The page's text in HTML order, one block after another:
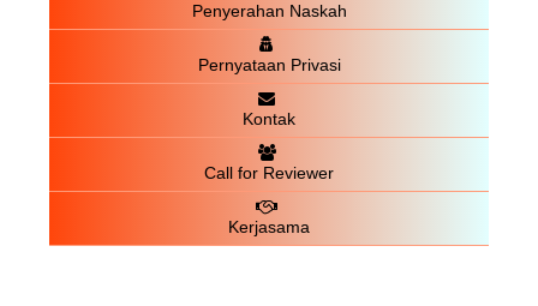
Penyerahan Naskah
Pernyataan Privasi
Kontak
Call for Reviewer
Kerjasama